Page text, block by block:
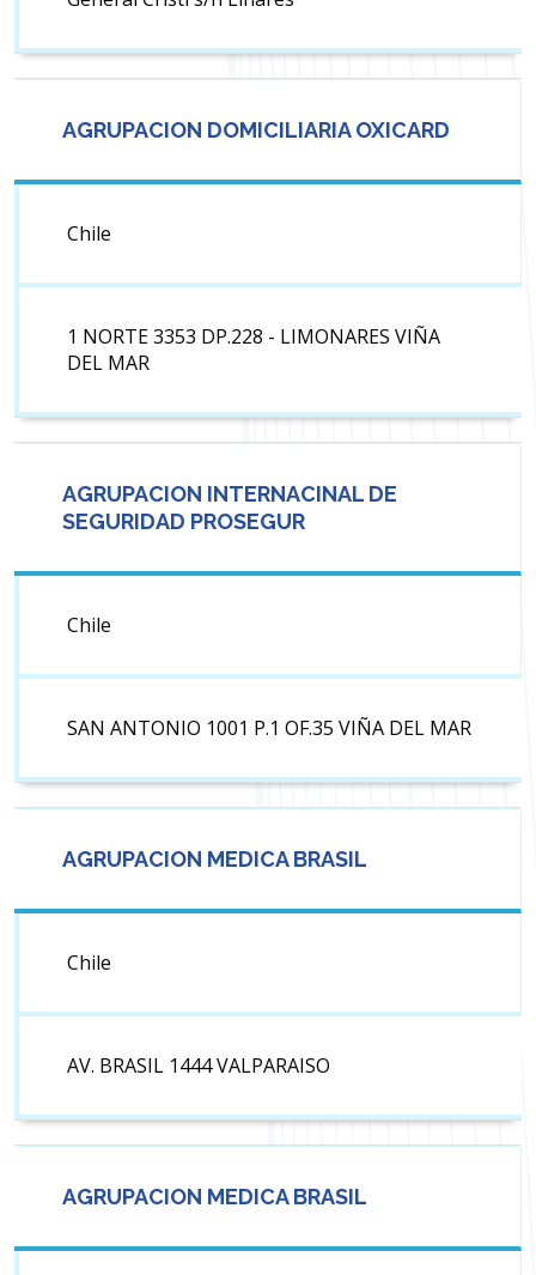
AGRUPACION DOMICILIARIA OXICARD
Chile
1 NORTE 3353 DP.228 - LIMONARES VIÑA
DEL MAR
AGRUPACION INTERNACINAL DE
SEGURIDAD PROSEGUR
Chile
SAN ANTONIO 1001 P.1 OF.35 VIÑA DEL MAR
AGRUPACION MEDICA BRASIL
Chile
AV. BRASIL 1444 VALPARAISO
AGRUPACION MEDICA BRASIL